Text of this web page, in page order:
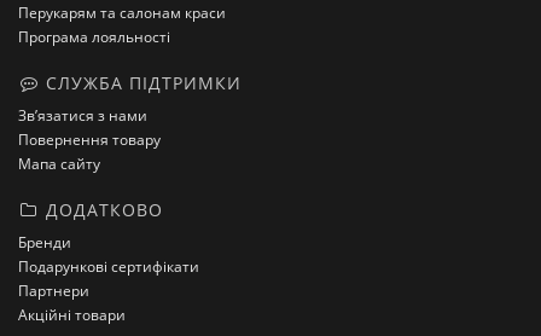
Перукарям та салонам краси
Програма лояльності
СЛУЖБА ПІДТРИМКИ
Зв’язатися з нами
Повернення товару
Мапа сайту
ДОДАТКОВО
Бренди
Подарункові сертифікати
Партнери
Акційні товари